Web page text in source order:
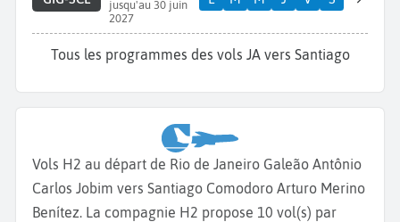
jusqu'au 30 juin
2027
Tous les programmes des vols JA vers Santiago
Vols H2 au départ de Rio de Janeiro Galeão Antônio
Carlos Jobim vers Santiago Comodoro Arturo Merino
Benítez. La compagnie H2 propose 10 vol(s) par